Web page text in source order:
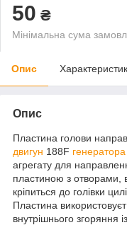
50 ₴
Мінімальна сума
Опис
Опис
Пластина голови
двигун 188F генератора
агрегату для
пластиною з отворами,
кріпиться до голівки
Пластина
внутрішнього згоряння